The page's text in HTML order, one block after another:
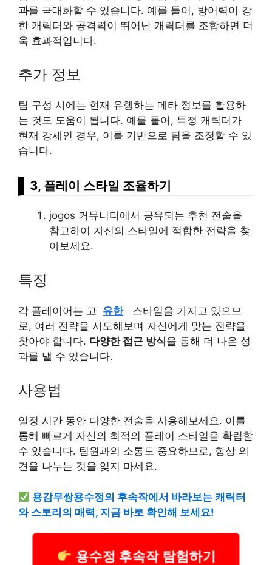
과를 극대화할 수 있습니다. 예를 들어, 방어력이 강
한 캐릭터와 공격력이 뛰어난 캐릭터를 조합하면 더
욱 효과적입니다.
추가 정보
팀 구성 시에는 현재 유행하는 메타 정보를 활용하
는 것도 도움이 됩니다. 예를 들어, 특정 캐릭터가
현재 강세인 경우, 이를 기반으로 팀을 조정할 수 있
습니다.
3, 플레이 스타일 조율하기
jogos 커뮤니티에서 공유되는 추천 전술을
참고하여 자신의 스타일에 적합한 전략을 찾
아보세요.
특징
각 플레이어는 고 유한
스타일을 가지고 있으므
로, 여러 전략을 시도해보며 자신에게 맞는 전략을
찾아야 합니다. 다양한 접근 방식을 통해 더 나은 성
과를 낼 수 있습니다.
사용법
일정 시간 동안 다양한 전술을 사용해보세요. 이를
통해 빠르게 자신의 최적의 플레이 스타일을 확립할
수 있습니다. 팀원과의 소통도 중요하므로, 항상 의
견을 나누는 것을 잊지 마세요.
용감무쌍용수정의 후속작에서 바라보는 캐릭터
와 스토리의 매력, 지금 바로 확인해 보세요!
용수정 후속작 탐험하기